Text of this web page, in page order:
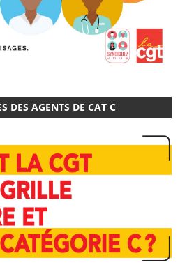
DES AGENTS DE CAT C